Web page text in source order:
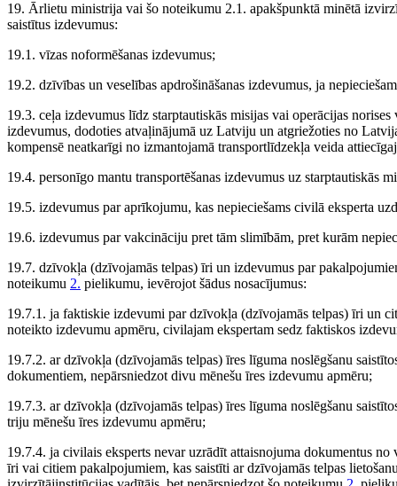
19. Ārlietu ministrija vai šo noteikumu 2.1. apakšpunktā minētā
saistītus izdevumus:
19.1. vīzas noformēšanas izdevumus;
19.2. dzīvības un veselības apdrošināšanas izdevumus, ja
19.3. ceļa izdevumus līdz starptautiskās misijas vai operācijas
izdevumus, dodoties atvaļinājumā uz Latviju un atgriežoties no
kompensē neatkarīgi no izmantojamā transportlīdzekļa veida
19.4. personīgo mantu transportēšanas izdevumus uz starptautiskās
19.5. izdevumus par aprīkojumu, kas nepieciešams civilā eksperta
19.6. izdevumus par vakcināciju pret tām slimībām, pret kurām
19.7. dzīvokļa (dzīvojamās telpas) īri un izdevumus par
noteikumu 2. pielikumu, ievērojot šādus nosacījumus:
19.7.1. ja faktiskie izdevumi par dzīvokļa (dzīvojamās telpas) īri un
noteikto izdevumu apmēru, civilajam ekspertam sedz faktiskos
19.7.2. ar dzīvokļa (dzīvojamās telpas) īres līguma noslēgšanu
dokumentiem, nepārsniedzot divu mēnešu īres izdevumu apmēru;
19.7.3. ar dzīvokļa (dzīvojamās telpas) īres līguma noslēgšanu
triju mēnešu īres izdevumu apmēru;
19.7.4. ja civilais eksperts nevar uzrādīt attaisnojuma dokumentus
īri vai citiem pakalpojumiem, kas saistīti ar dzīvojamās telpas